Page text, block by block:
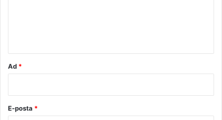
Ad *
E-posta *